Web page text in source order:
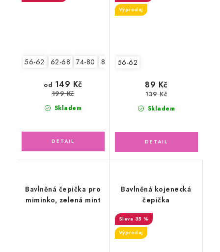
56-62 62-68 74-80 80-86 2.jakost v.74-80
Skladem
od 149 Kč
199 Kč
Výprodej
56-62
Skladem
89 Kč
139 Kč
Bavlněná čepička pro
miminko, zelená mint
Bavlněná kojenecká
čepička
35 %
Výprodej